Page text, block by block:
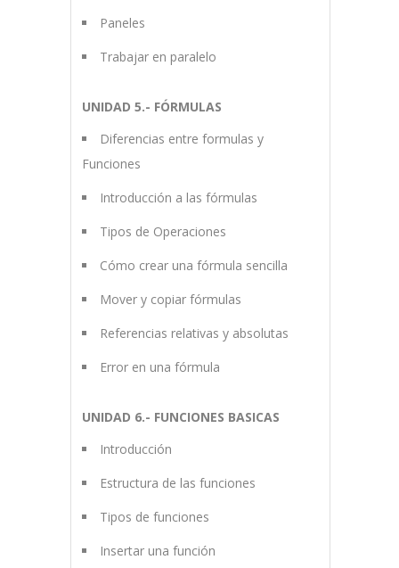
Paneles
Trabajar en paralelo
UNIDAD 5.- FÓRMULAS
Diferencias entre formulas y
Funciones
Introducción a las fórmulas
Tipos de Operaciones
Cómo crear una fórmula sencilla
Mover y copiar fórmulas
Referencias relativas y absolutas
Error en una fórmula
UNIDAD 6.- FUNCIONES BASICAS
Introducción
Estructura de las funciones
Tipos de funciones
Insertar una función